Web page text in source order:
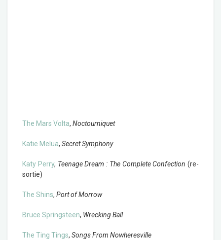
The Mars Volta, Noctourniquet
Katie Melua, Secret Symphony
Katy Perry, Teenage Dream : The Complete Confection (re-
sortie)
The Shins, Port of Morrow
Bruce Springsteen, Wrecking Ball
The Ting Tings, Songs From Nowheresville